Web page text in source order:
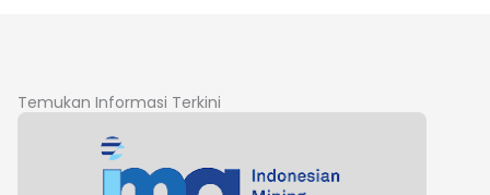
Temukan Informasi Terkini